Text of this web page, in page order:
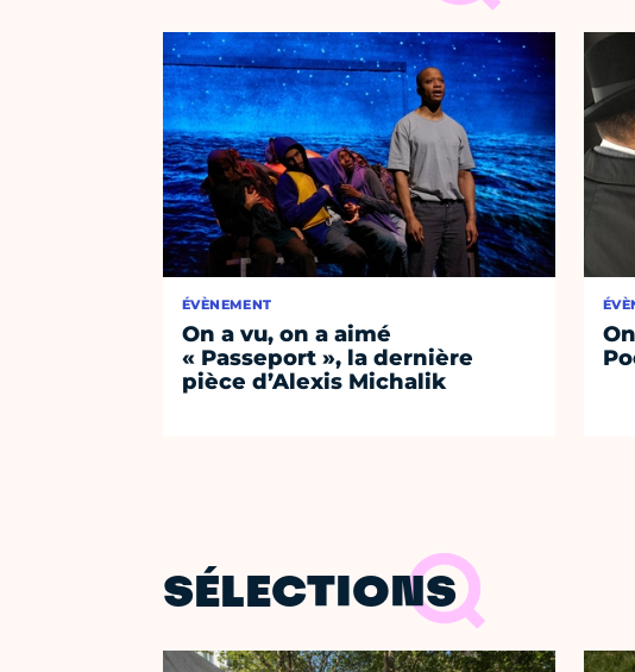
ÉVÈNEMENT
On a vu, on a aimé
« Passeport », la dernière
pièce d’Alexis Michalik
SÉLECTIONS